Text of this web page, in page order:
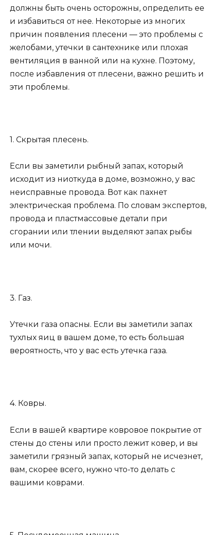
должны быть очень осторожны, определить ее
и избавиться от нее. Некоторые из многих
причин появления плесени — это проблемы с
желобами, утечки в сантехнике или плохая
вентиляция в ванной или на кухне. Поэтому,
после избавления от плесени, важно решить и
эти проблемы.
1. Скрытая плесень.
Если вы заметили рыбный запах, который
исходит из ниоткуда в доме, возможно, у вас
неисправные провода. Вот как пахнет
электрическая проблема. По словам экспертов,
провода и пластмассовые детали при
сгорании или тлении выделяют запах рыбы
или мочи.
3. Газ.
Утечки газа опасны. Если вы заметили запах
тухлых яиц в вашем доме, то есть большая
вероятность, что у вас есть утечка газа.
4. Ковры.
Если в вашей квартире ковровое покрытие от
стены до стены или просто лежит ковер, и вы
заметили грязный запах, который не исчезнет, ​​
вам, скорее всего, нужно что-то делать с
вашими коврами.